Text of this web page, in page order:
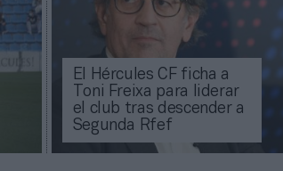
El Hércules CF ficha a
Toni Freixa para liderar
el club tras descender a
Segunda Rfef